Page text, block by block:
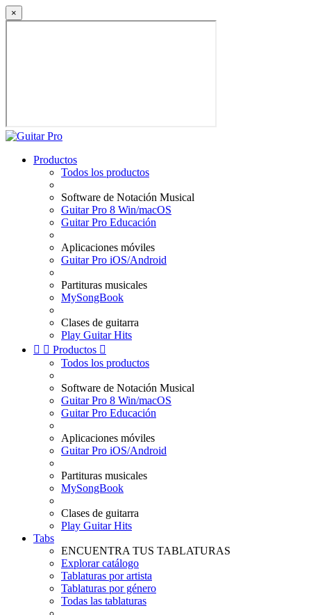
×
Productos
Todos los productos
Software de Notación Musical
Guitar Pro 8 Win/macOS
Guitar Pro Educación
Aplicaciones móviles
Guitar Pro iOS/Android
Partituras musicales
MySongBook
Clases de guitarra
Play Guitar Hits
  Productos 
Todos los productos
Software de Notación Musical
Guitar Pro 8 Win/macOS
Guitar Pro Educación
Aplicaciones móviles
Guitar Pro iOS/Android
Partituras musicales
MySongBook
Clases de guitarra
Play Guitar Hits
Tabs
ENCUENTRA TUS TABLATURAS
Explorar catálogo
Tablaturas por artista
Tablaturas por género
Todas las tablaturas